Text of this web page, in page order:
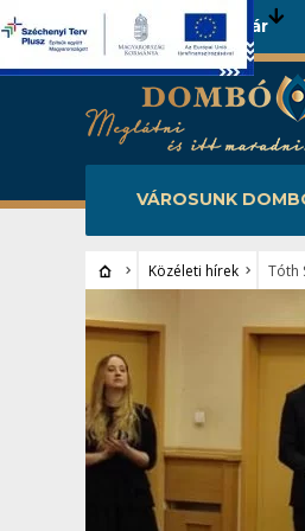
Városunk Dombóvár
VÁROSUNK
Közéleti hírek Tóth